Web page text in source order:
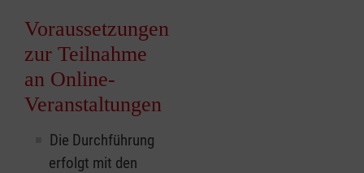
Voraussetzungen
zur Teilnahme
an Online-
Veranstaltungen
Die Durchführung
erfolgt mit den